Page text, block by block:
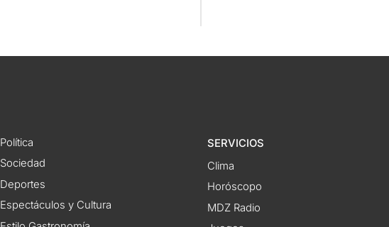
Política
Sociedad
Deportes
Espectáculos y Cultura
SERVICIOS
Clima
Horóscopo
MDZ Radio